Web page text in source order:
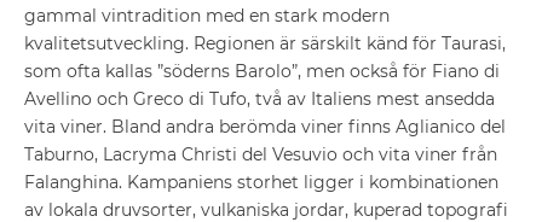
gammal vintradition med en stark modern
kvalitetsutveckling. Regionen är särskilt känd för Taurasi,
som ofta kallas ”söderns Barolo”, men också för Fiano di
Avellino och Greco di Tufo, två av Italiens mest ansedda
vita viner. Bland andra berömda viner finns Aglianico del
Taburno, Lacryma Christi del Vesuvio och vita viner från
Falanghina. Kampaniens storhet ligger i kombinationen
av lokala druvsorter, vulkaniska jordar, kuperad topografi